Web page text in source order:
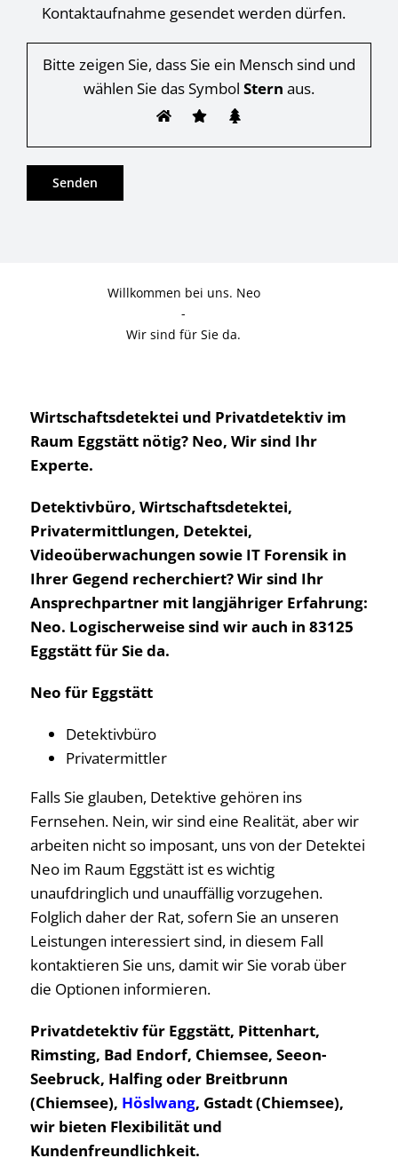
Kontaktaufnahme gesendet werden dürfen.
Bitte zeigen Sie, dass Sie ein Mensch sind und
wählen Sie das Symbol Stern aus.
Willkommen bei uns. Neo
-
Wir sind für Sie da.
Wirtschaftsdetektei und Privatdetektiv im
Raum Eggstätt nötig? Neo, Wir sind Ihr
Experte.
Detektivbüro, Wirtschaftsdetektei,
Privatermittlungen, Detektei,
Videoüberwachungen sowie IT Forensik in
Ihrer Gegend recherchiert? Wir sind Ihr
Ansprechpartner mit langjähriger Erfahrung:
Neo. Logischerweise sind wir auch in 83125
Eggstätt für Sie da.
Neo für Eggstätt
Detektivbüro
Privatermittler
Falls Sie glauben, Detektive gehören ins
Fernsehen. Nein, wir sind eine Realität, aber wir
arbeiten nicht so imposant, uns von der Detektei
Neo im Raum Eggstätt ist es wichtig
unaufdringlich und unauffällig vorzugehen.
Folglich daher der Rat, sofern Sie an unseren
Leistungen interessiert sind, in diesem Fall
kontaktieren Sie uns, damit wir Sie vorab über
die Optionen informieren.
Privatdetektiv für Eggstätt, Pittenhart,
Rimsting, Bad Endorf, Chiemsee, Seeon-
Seebruck, Halfing oder Breitbrunn
(Chiemsee), Höslwang, Gstadt (Chiemsee),
wir bieten Flexibilität und
Kundenfreundlichkeit.